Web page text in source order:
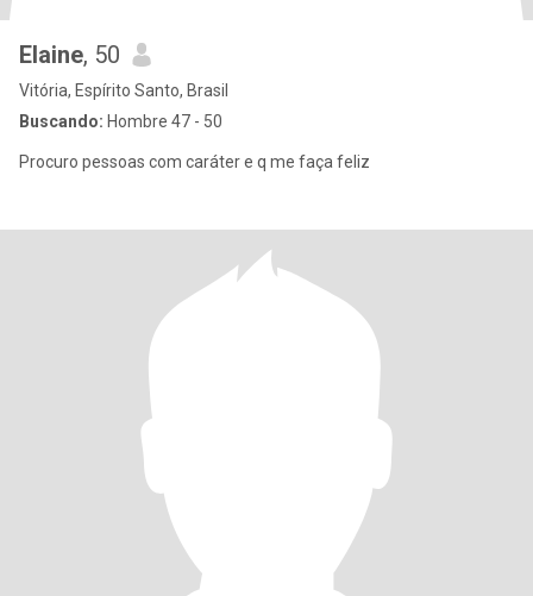
Elaine, 50
Vitória, Espírito Santo, Brasil
Buscando: Hombre 47 - 50
Procuro pessoas com caráter e q me faça feliz